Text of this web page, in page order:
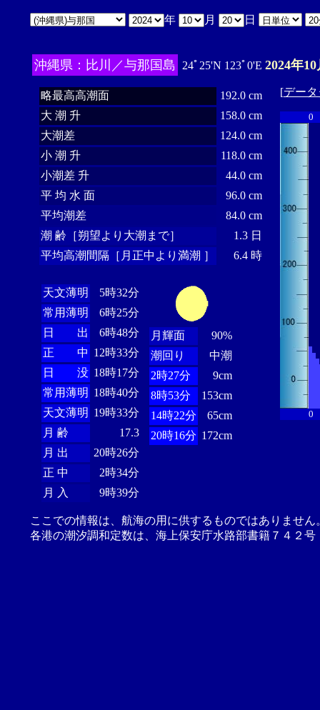
年 月 日
沖縄県：比川／与那国島 24ﾟ25'N 123ﾟ0'E 2024年
略最高高潮面
192.0 cm
大 潮 升
158.0 cm
大潮差
124.0 cm
小 潮 升
118.0 cm
小潮差 升
44.0 cm
平 均 水 面
96.0 cm
平均潮差
84.0 cm
潮 齢［朔望より大潮まで］
1.3 日
平均高潮間隔［月正中より満潮 ］
6.4 時
天文薄明
5時32分
常用薄明
6時25分
日 出
6時48分
正 中 12時33分
日 没 18時17分
常用薄明 18時40分
天文薄明 19時33分
月 齢
17.3
月 出
20時26分
正 中
2時34分
月 入
9時39分
月輝面
90%
潮回り
中潮
2時27分
9cm
8時53分
153cm
14時22分
65cm
20時16分 172cm
[デー
0
0
ここでの情報は、航海の用に供するものではありませ
各港の潮汐調和定数は、海上保安庁水路部書籍７４２